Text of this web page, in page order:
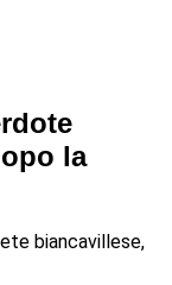
la
biancavillese,